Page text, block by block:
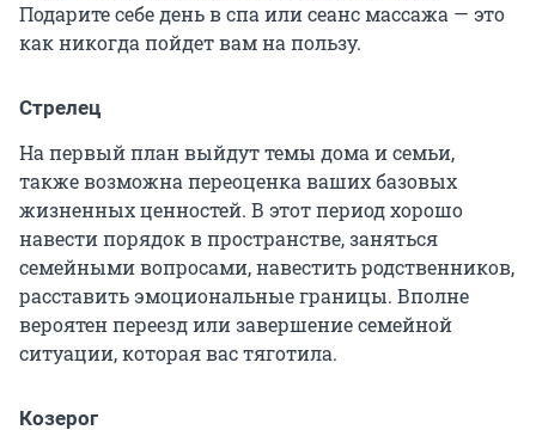
Подарите себе день в спа или сеанс массажа — это
как никогда пойдет вам на пользу.
Стрелец
На первый план выйдут темы дома и семьи,
также возможна переоценка ваших базовых
жизненных ценностей. В этот период хорошо
навести порядок в пространстве, заняться
семейными вопросами, навестить родственников,
расставить эмоциональные границы. Вполне
вероятен переезд или завершение семейной
ситуации, которая вас тяготила.
Козерог